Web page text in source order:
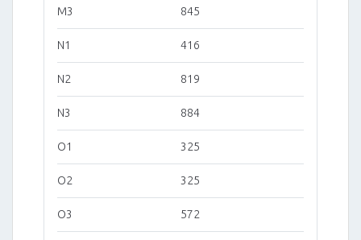
M3 845
N1 416
N2 819
N3 884
O1 325
O2 325
O3 572